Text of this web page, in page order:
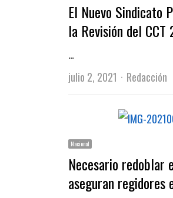
El Nuevo Sindicato
la Revisión del
…
julio 2, 2021
Author
Redacción
Nacional
Necesario
aseguran regidores